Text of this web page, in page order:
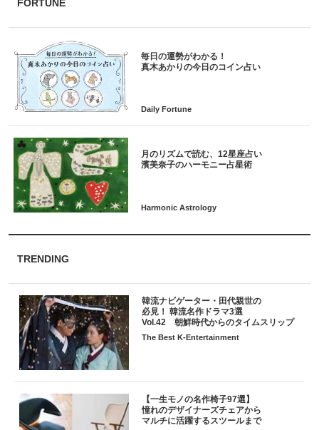
FORTUNE
毎日の運勢がわかる！
月のリズムで読む、12星座占い
TRENDING
韓流ナビゲーター・田代親世の
必見！ 韓流名作ドラマ3選
Vol.42 朝鮮時代からのタイムスリップ
The Best K-Entertainment
【一生モノの名作椅子97選】
憧れのデザイナーズチェアから
マルチに活躍するスツールまで